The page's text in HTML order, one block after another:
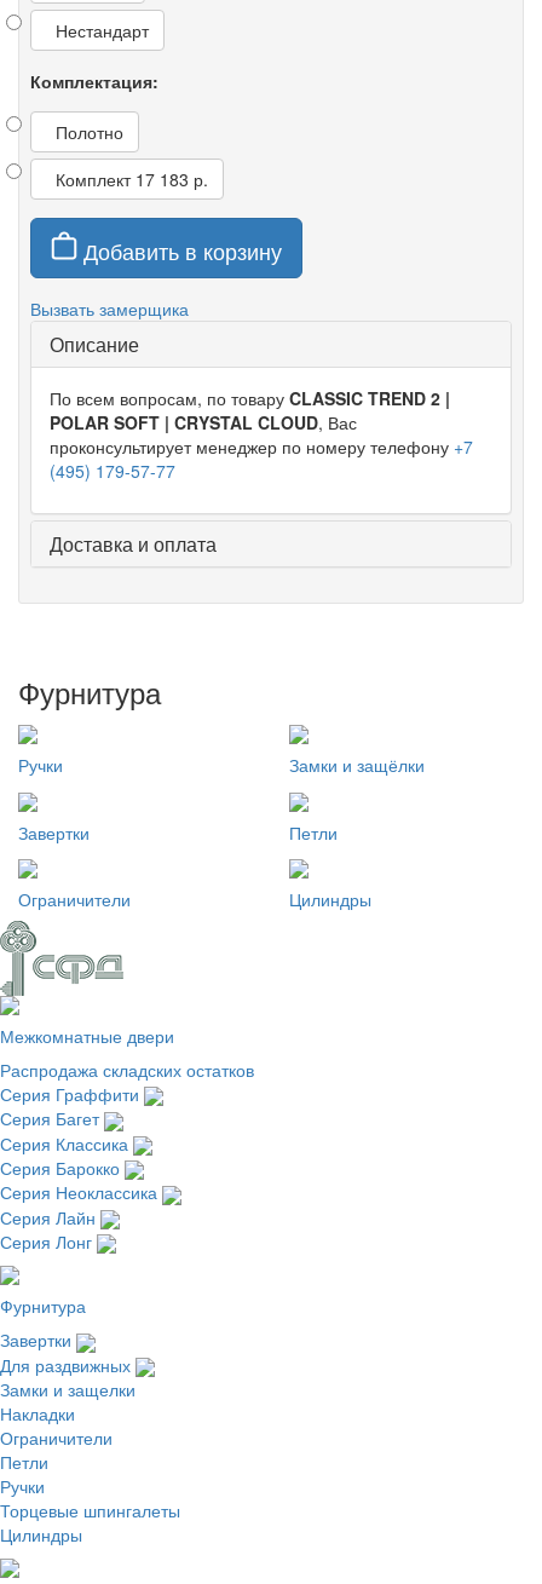
Нестандарт
Комплектация:
Полотно
Комплект 17 183 р.
Добавить в корзину
Вызвать замерщика
Описание
По всем вопросам, по товару CLASSIC TREND 2 |
POLAR SOFT | CRYSTAL CLOUD, Вас
проконсультирует менеджер по номеру телефону +7
(495) 179-57-77
Доставка и оплата
Фурнитура
Ручки Замки и защёлки
Завертки Петли
Ограничители Цилиндры
Межкомнатные двери
Распродажа складских остатков
Серия Граффити
Серия Багет
Серия Классика
Серия Барокко
Серия Неоклассика
Серия Лайн
Серия Лонг
Фурнитура
Завертки
Для раздвижных
Замки и защелки
Накладки
Ограничители
Петли
Ручки
Торцевые шпингалеты
Цилиндры